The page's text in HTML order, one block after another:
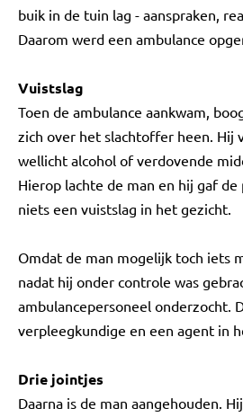
buik in de tuin lag - aanspraken,
Daarom werd een ambulance
Vuistslag
Toen de ambulance aankwam,
zich over het slachtoffer heen. Hij
wellicht alcohol of verdovende
Hierop lachte de man en hij gaf
niets een vuistslag in het gezicht.
Omdat de man mogelijk toch iets
nadat hij onder controle was
ambulancepersoneel onderzocht.
verpleegkundige en een agent in
Drie jointjes
Daarna is de man aangehouden.